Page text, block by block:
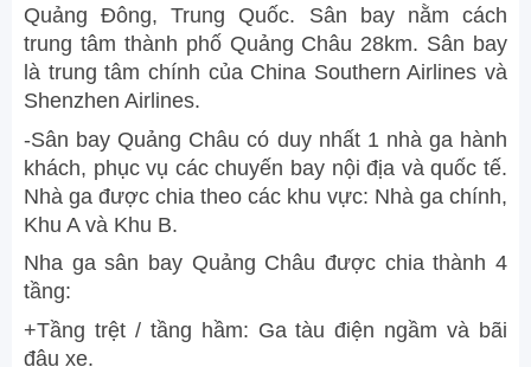
Quảng Đông, Trung Quốc. Sân bay nằm cách
trung tâm thành phố Quảng Châu 28km. Sân bay
là trung tâm chính của China Southern Airlines và
Shenzhen Airlines.
-Sân bay Quảng Châu có duy nhất 1 nhà ga hành
khách, phục vụ các chuyến bay nội địa và quốc tế.
Nhà ga được chia theo các khu vực: Nhà ga chính,
Khu A và Khu B.
Nha ga sân bay Quảng Châu được chia thành 4
tầng:
+Tầng trệt / tầng hầm: Ga tàu điện ngầm và bãi
đậu xe.